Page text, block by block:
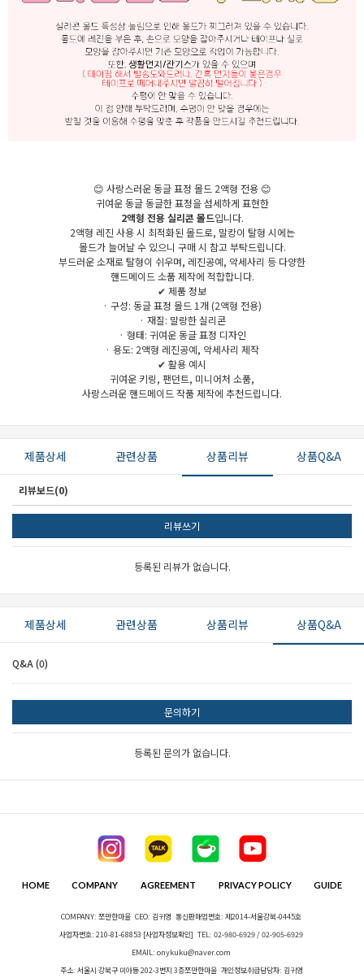
😊 사랑스러운 동글 표정 몰드 2액형 전용 😊
귀여운 동글 동글한 표정을 섬세하게 표현한
2액형 전용 실리콘 몰드입니다.
2액형 레진 사용 시 최적화된 몰드로, 말캉이 탈형 시에는
몰드가 늘어날 수 있으니 구매 시 참고 부탁드립니다.
부드러운 소재로 탈형이 쉬우며, 레진공예, 악세사리 등 다양한
핸드메이드 소품 제작에 적합합니다.
✔ 제품 정보
· 구성: 동글 표정 몰드 1개 (2액형 전용)
· 재질: 말랑한 실리콘
· 형태: 귀여운 동글 표정 디자인
· 용도: 2액형 레진공예, 악세사리 제작
✔ 활용 예시
귀여운 키링, 팬던트, 미니어처 소품,
사랑스러운 핸드메이드 작품 제작에 추천드립니다.
제품상세 관련상품 상품리뷰 상품Q&A
리뷰보드(0)
리뷰쓰기
등록된 리뷰가 없습니다.
제품상세 관련상품 상품리뷰 상품Q&A
Q&A (0)
문의하기
등록된 문의가 없습니다.
HOME COMPANY AGREEMENT PRIVACY POLICY GUIDE
COMPANY: 쪼만한마을 CEO: 김귀영 통신판매업번호: 제2014-서울강북-0445호
사업자번호: 210-81-68853 [사업자정보확인] TEL: 02-980-6929 / 02-905-6929
EMAIL: onykuku@naver.com
주소: 서울시 강북구 미아동 202-3번지 3층쪼만한마을 개인정보취급담당자: 김귀영